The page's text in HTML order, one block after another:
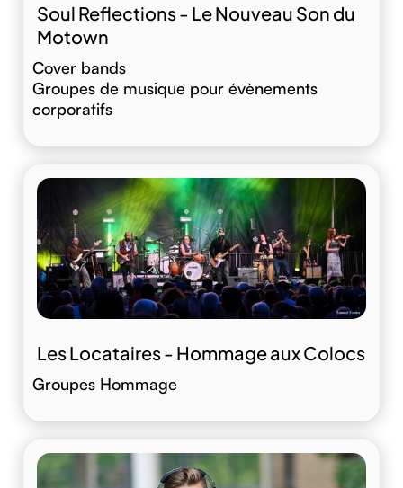
Soul Reflections - Le Nouveau Son du
Motown
Cover bands
Groupes de musique pour évènements
corporatifs
Les Locataires - Hommage aux Colocs
Groupes Hommage